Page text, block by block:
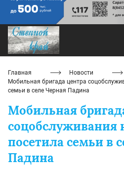
Главная
Новости
Мобильная бригада центра
семьи в селе Черная Падина
Мобильная
соцобслуживания
посетила семьи в
Падина